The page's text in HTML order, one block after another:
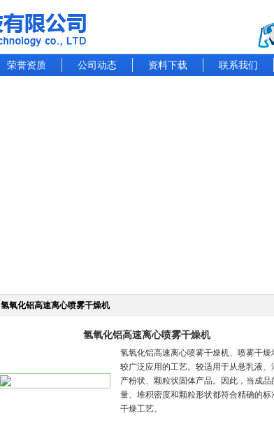
荣誉资质 公司动态 资料下载 联系我们
氢氧化铝高速离心喷雾干燥机
氢氧化铝高速离心喷雾干燥机
氢氧化铝高速离心喷雾干燥机、喷雾干
较广泛应用的工艺。较适用于从悬乳液
产粉状、颗粒状固体产品。因此，当成
量、堆积密度和颗粒形状都符合精确的
干燥工艺。